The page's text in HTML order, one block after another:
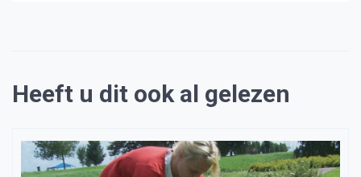
Heeft u dit ook al gelezen